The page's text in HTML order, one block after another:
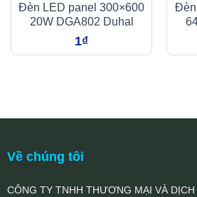
Đèn LED panel 300×600
20W DGA802 Duhal
1₫
Đèn
Về chúng tôi
CÔNG TY TNHH THƯƠNG MẠI VÀ